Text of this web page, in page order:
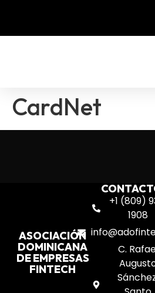
CardNet
ASOCIACIÓN
DOMINICANA
DE EMPRESAS
FINTECH
+1 (809)
1908
C.